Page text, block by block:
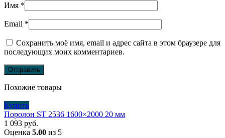
Имя *
Email *
Сохранить моё имя, email и адрес сайта в этом браузере для
последующих моих комментариев.
Похожие товары
Купить
Поролон ST 2536 1600×2000 20 мм
1 093 руб.
Оценка 5.00 из 5